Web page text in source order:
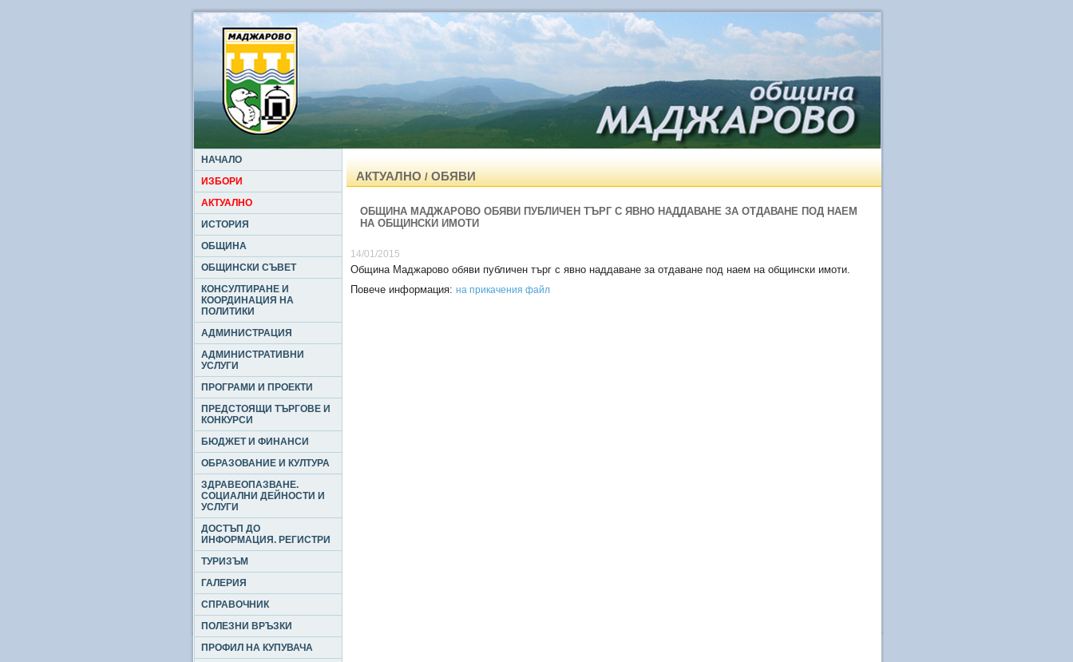
НАЧАЛО
ИЗБОРИ
АКТУАЛНО
ИСТОРИЯ
ОБЩИНА
ОБЩИНСКИ СЪВЕТ
КОНСУЛТИРАНЕ И
КООРДИНАЦИЯ НА
ПОЛИТИКИ
АДМИНИСТРАЦИЯ
АДМИНИСТРАТИВНИ
УСЛУГИ
ПРОГРАМИ И ПРОЕКТИ
ПРЕДСТОЯЩИ ТЪРГОВЕ И
КОНКУРСИ
БЮДЖЕТ И ФИНАНСИ
ОБРАЗОВАНИЕ И КУЛТУРА
ЗДРАВЕОПАЗВАНЕ.
СОЦИАЛНИ ДЕЙНОСТИ И
УСЛУГИ
ДОСТЪП ДО
ИНФОРМАЦИЯ. РЕГИСТРИ
ТУРИЗЪМ
ГАЛЕРИЯ
СПРАВОЧНИК
ПОЛЕЗНИ ВРЪЗКИ
ПРОФИЛ НА КУПУВАЧА
АКТУАЛНО/ОБЯВИ
ОБЩИНА МАДЖАРОВО ОБЯВИ ПУБЛИЧЕН ТЪРГ С ЯВНО НАДДАВАНЕ ЗА ОТДАВАНЕ ПОД НАЕМ
НА ОБЩИНСКИ ИМОТИ
14/01/2015
Община Маджарово обяви публичен търг с явно наддаване за отдаване под наем на общински имоти.
Повече информация: на прикачения файл